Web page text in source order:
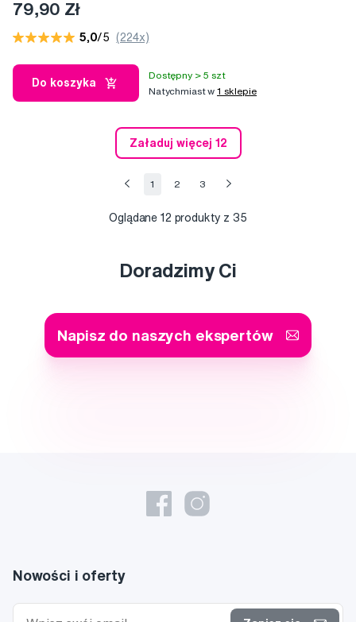
79,90 Zł
5,0/5 (224x)
Do koszyka
Dostępny > 5 szt
Natychmiast w1 sklepie
Załaduj więcej 12
1 2 3
Oglądane 12 produkty z 35
Doradzimy Ci
Napisz do naszych ekspertów
Nowości i oferty